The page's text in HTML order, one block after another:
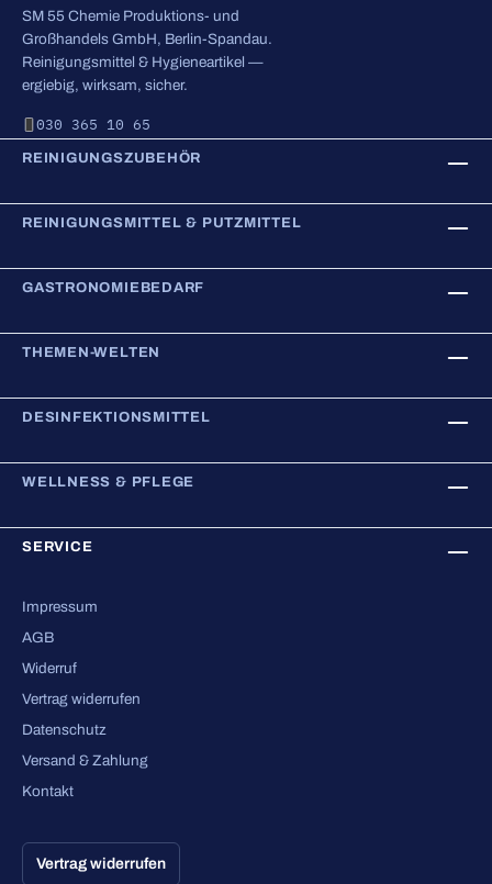
SM 55 Chemie Produktions- und
Großhandels GmbH, Berlin-Spandau.
Reinigungsmittel & Hygieneartikel —
ergiebig, wirksam, sicher.
030 365 10 65
REINIGUNGSZUBEHÖR
REINIGUNGSMITTEL & PUTZMITTEL
GASTRONOMIEBEDARF
THEMEN-WELTEN
DESINFEKTIONSMITTEL
WELLNESS & PFLEGE
SERVICE
Impressum
AGB
Widerruf
Vertrag widerrufen
Datenschutz
Versand & Zahlung
Kontakt
Vertrag widerrufen